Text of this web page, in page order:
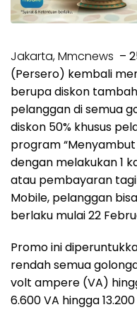
Jakarta, Mmcnews –
(Persero) kembali
berupa diskon
pelanggan di semua
diskon 50% khusus
program “Menyambut
dengan melakukan 1
atau pembayaran
Mobile, pelanggan
berlaku mulai 22
Promo ini
rendah semua
volt ampere (VA)
6.600 VA hingga 13.200